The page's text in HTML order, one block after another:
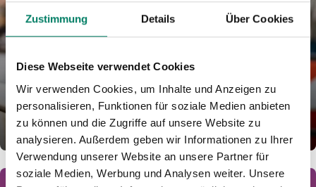
Zustimmung Details Über Cookies
Diese Webseite verwendet Cookies
Wir verwenden Cookies, um Inhalte und Anzeigen zu
personalisieren, Funktionen für soziale Medien anbieten
zu können und die Zugriffe auf unsere Website zu
analysieren. Außerdem geben wir Informationen zu Ihrer
Verwendung unserer Website an unsere Partner für
soziale Medien, Werbung und Analysen weiter. Unsere
HandyTicket
die richtige Verbindung, kaufst das passende Ticket – und sparst
sogar.
MEHR ERFAHREN